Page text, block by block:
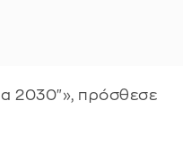
2030"», πρόσθεσε